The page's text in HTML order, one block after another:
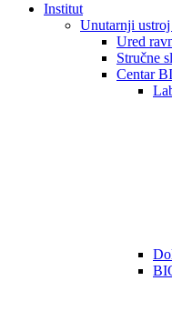
Institut
Unutarnji
Ured
Stručne
Centar